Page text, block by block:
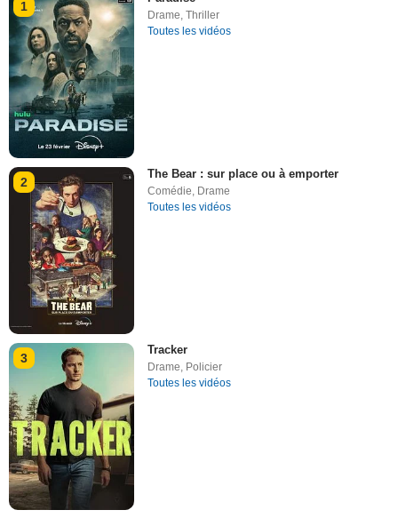
1
Drame ,Thriller
Toutes les vidéos
2
The Bear : sur place ou à emporter
Comédie, Drame
Toutes les vidéos
3
Tracker
Drame, Policier
Toutes les vidéos